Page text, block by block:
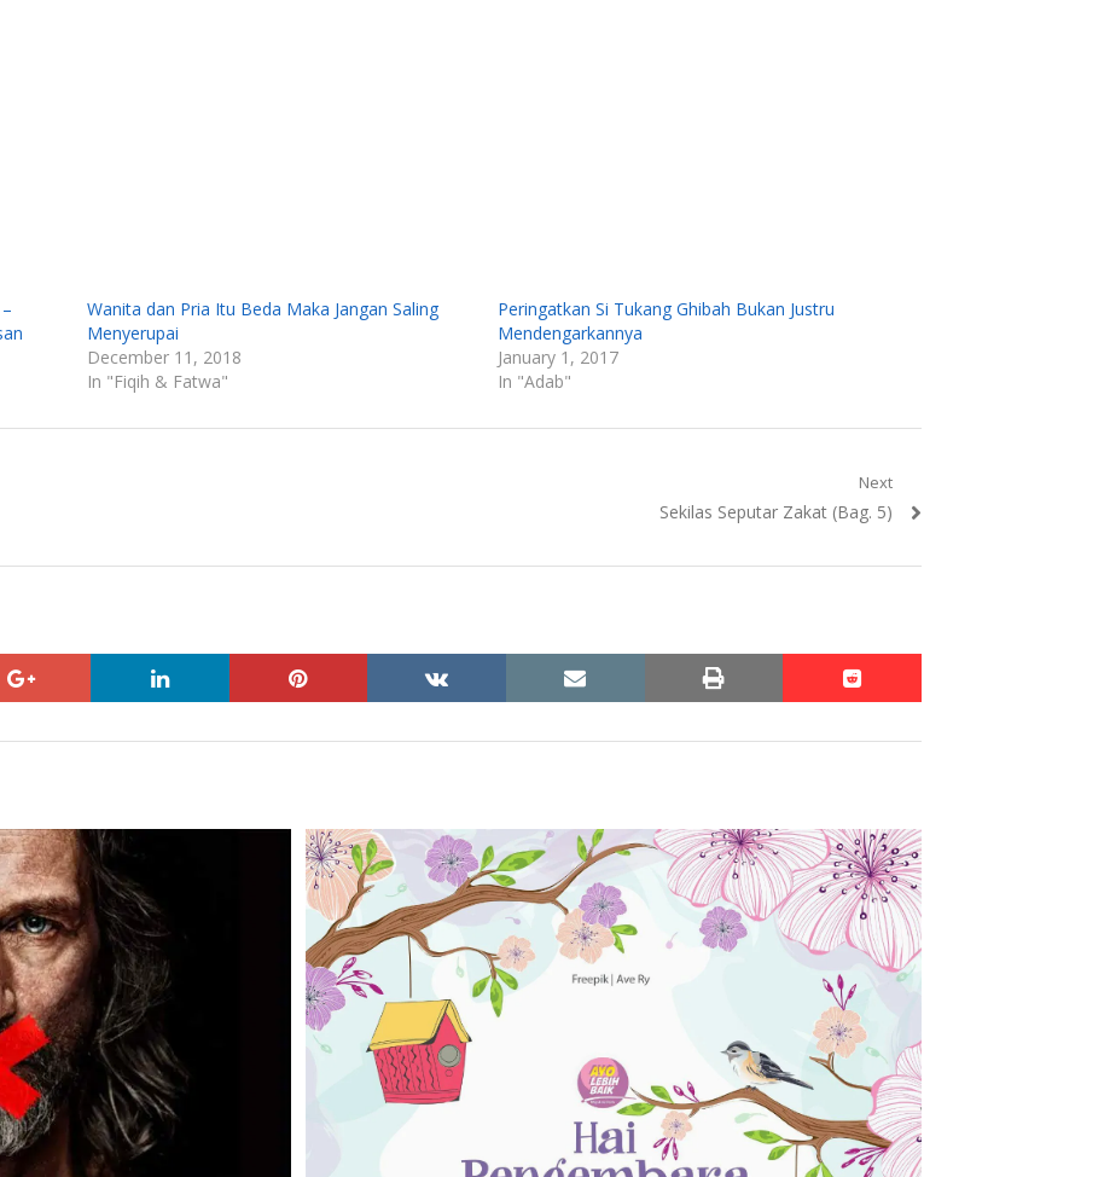
Wanita dan Pria Itu Beda Maka Jangan Saling
Menyerupai
December 11, 2018
In "Fiqih & Fatwa"
Peringatkan Si Tukang Ghibah Bukan Justru
Mendengarkannya
January 1, 2017
In "Adab"
Next
Next
Sekilas Seputar Zakat (Bag. 5)
google+ linkedin pinterest vkontakte email print reddit
reddit